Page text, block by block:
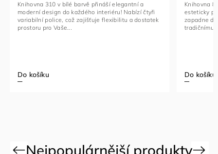
čtyři
Knihovna 8048V masiv vosk je vysoce kvalitní a
esteticky přitažlivý kus nábytku, který dokonale
zapadne do jakéhokoli interiéru díky svému
tradičnímu designu s moderním...
Previous Next